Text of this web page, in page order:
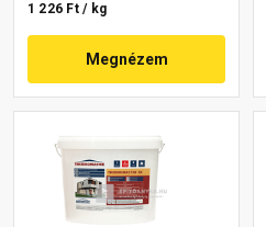
1 226 Ft / kg
Megnézem